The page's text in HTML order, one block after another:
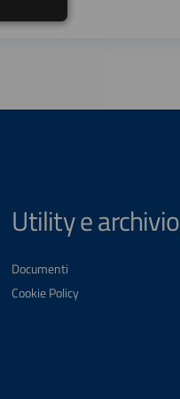
Utility e archivio
Documenti
Cookie Policy